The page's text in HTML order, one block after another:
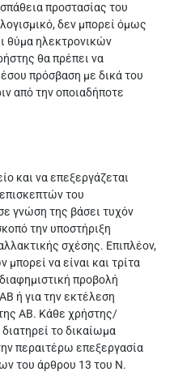
προστασίας του
δεν μπορεί όμως
θύμα ηλεκτρονικών
θα πρέπει να
πρόσβαση με δικά του
από την οποιαδήποτε
και να επεξεργάζεται
του
γνώση της βάσει τυχόν
την υποστήριξη
σχέσης. Επιπλέον,
να είναι και τρίτα
προβολή
ή για την εκτέλεση
ΑΒ. Κάθε χρήστης/
το δικαίωμα
περαιτέρω επεξεργασία
του άρθρου 13 του Ν.